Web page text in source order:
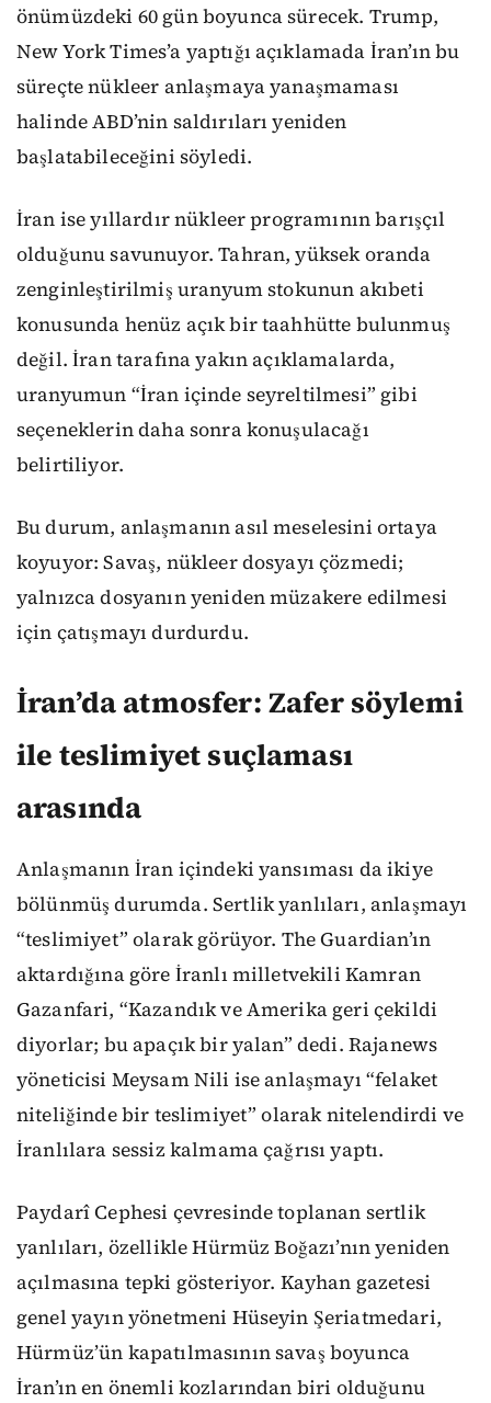
önümüzdeki 60 gün boyunca sürecek. Trump,
New York Times’a yaptığı açıklamada İran’ın bu
süreçte nükleer anlaşmaya yanaşmaması
halinde ABD’nin saldırıları yeniden
başlatabileceğini söyledi.
İran ise yıllardır nükleer programının barışçıl
olduğunu savunuyor. Tahran, yüksek oranda
zenginleştirilmiş uranyum stokunun akıbeti
konusunda henüz açık bir taahhütte bulunmuş
değil. İran tarafına yakın açıklamalarda,
uranyumun “İran içinde seyreltilmesi” gibi
seçeneklerin daha sonra konuşulacağı
belirtiliyor.
Bu durum, anlaşmanın asıl meselesini ortaya
koyuyor: Savaş, nükleer dosyayı çözmedi;
yalnızca dosyanın yeniden müzakere edilmesi
için çatışmayı durdurdu.
İran’da atmosfer: Zafer söylemi
ile teslimiyet suçlaması
arasında
Anlaşmanın İran içindeki yansıması da ikiye
bölünmüş durumda. Sertlik yanlıları, anlaşmayı
“teslimiyet” olarak görüyor. The Guardian’ın
aktardığına göre İranlı milletvekili Kamran
Gazanfari, “Kazandık ve Amerika geri çekildi
diyorlar; bu apaçık bir yalan” dedi. Rajanews
yöneticisi Meysam Nili ise anlaşmayı “felaket
niteliğinde bir teslimiyet” olarak nitelendirdi ve
İranlılara sessiz kalmama çağrısı yaptı.
Paydarî Cephesi çevresinde toplanan sertlik
yanlıları, özellikle Hürmüz Boğazı’nın yeniden
açılmasına tepki gösteriyor. Kayhan gazetesi
genel yayın yönetmeni Hüseyin Şeriatmedari,
Hürmüz’ün kapatılmasının savaş boyunca
İran’ın en önemli kozlarından biri olduğunu